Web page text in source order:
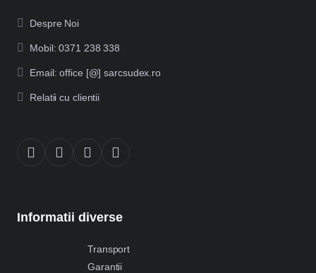
Despre Noi
Mobil: 0371 238 338
Email: office [@] sarcsudex.ro
Relatii cu clientii
Informatii diverse
Transport
Garantii